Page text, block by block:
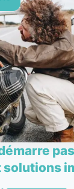
solutions